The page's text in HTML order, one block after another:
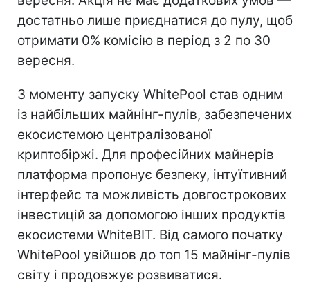
достатньо лише приєднатися до пулу, щоб
отримати 0% комісію в період з 2 по 30
вересня.
З моменту запуску WhitePool став одним
із найбільших майнінг-пулів, забезпечених
екосистемою централізованої
криптобіржі. Для професійних майнерів
платформа пропонує безпеку, інтуїтивний
інтерфейс та можливість довгострокових
інвестицій за допомогою інших продуктів
екосистеми WhiteBIT. Від самого початку
WhitePool увійшов до топ 15 майнінг-пулів
світу і продовжує розвиватися.